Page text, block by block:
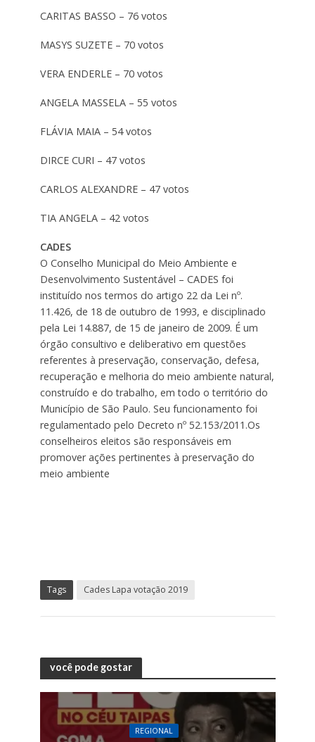
CARITAS BASSO – 76 votos
MASYS SUZETE – 70 votos
VERA ENDERLE – 70 votos
ANGELA MASSELA – 55 votos
FLÁVIA MAIA – 54 votos
DIRCE CURI – 47 votos
CARLOS ALEXANDRE – 47 votos
TIA ANGELA – 42 votos
CADES
O Conselho Municipal do Meio Ambiente e
Desenvolvimento Sustentável – CADES foi
instituído nos termos do artigo 22 da Lei nº.
11.426, de 18 de outubro de 1993, e disciplinado
pela Lei 14.887, de 15 de janeiro de 2009. É um
órgão consultivo e deliberativo em questões
referentes à preservação, conservação, defesa,
recuperação e melhoria do meio ambiente natural,
construído e do trabalho, em todo o território do
Município de São Paulo. Seu funcionamento foi
regulamentado pelo Decreto nº 52.153/2011.Os
conselheiros eleitos são responsáveis em
promover ações pertinentes à preservação do
meio ambiente
Tags Cades Lapa votação 2019
você pode gostar
REGIONAL